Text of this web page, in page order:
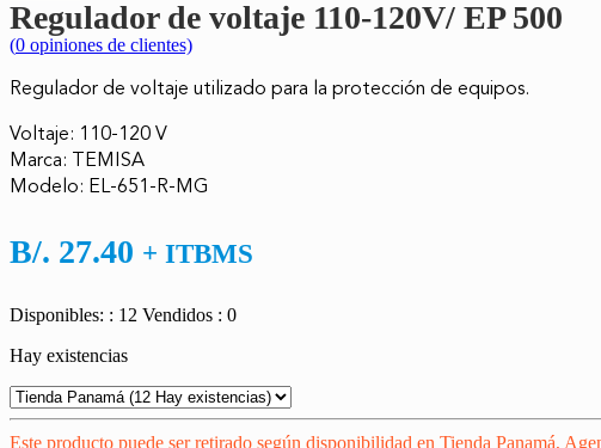
Regulador de voltaje 110-120V/ EP 500
(0 opiniones de clientes)
Regulador de voltaje utilizado para la protección de equipos.
Voltaje: 110-120 V
Marca: TEMISA
Modelo: EL-651-R-MG
B/. 27.40 + ITBMS
Disponibles: : 12 Vendidos : 0
Hay existencias
Este producto puede ser retirado según disponibilidad en Tienda Panamá,